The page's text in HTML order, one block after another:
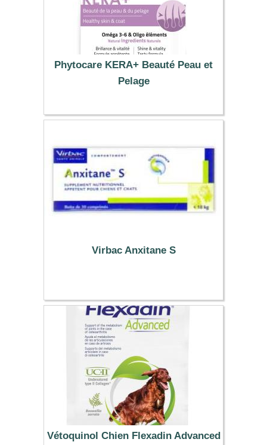
Phytocare KERA+ Beauté Peau et
Pelage
10.61 €
Virbac Anxitane S
17.99 €
Vétoquinol Chien Flexadin Advanced